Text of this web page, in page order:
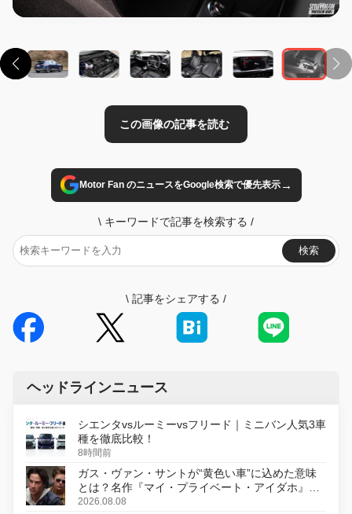
Motor Fan のニュースをGoogle検索で優先表示→
\ キーワードで記事を検索する /
検索
\ 記事をシェアする /
ヘッドラインニュース
シエンタvsルーミーvsフリード｜ミニバン人気3車
種を徹底比較！
8時間前
ガス・ヴァン・サントが“黄色い車”に込めた意味
とは？名作『マイ・プライベート・アイダホ』が
初のデジタルリマスター版で復活
2026.08.08